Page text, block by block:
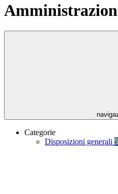
Categorie
Disposizioni generali